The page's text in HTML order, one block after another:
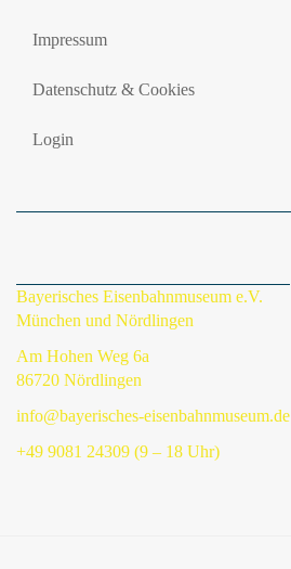
Impressum
Datenschutz & Cookies
Login
Bayerisches Eisenbahnmuseum e.V.
München und Nördlingen
Am Hohen Weg 6a
86720 Nördlingen
info@bayerisches-eisenbahnmuseum.de
+49 9081 24309 (9 – 18 Uhr)